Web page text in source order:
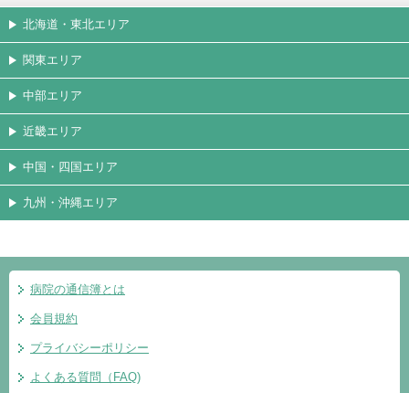
北海道・東北エリア
関東エリア
中部エリア
近畿エリア
中国・四国エリア
九州・沖縄エリア
病院の通信簿とは
会員規約
プライバシーポリシー
よくある質問（FAQ)